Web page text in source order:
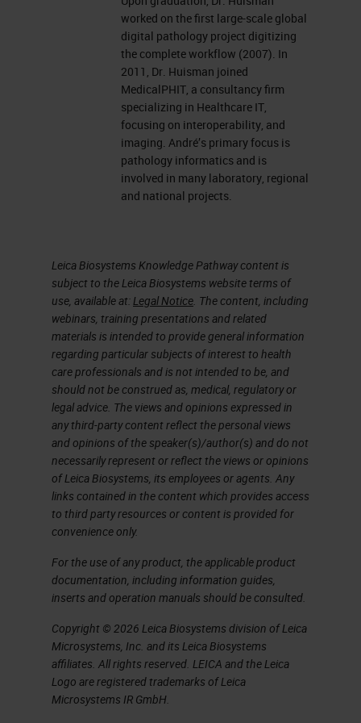
worked on the first large-scale global
digital pathology project digitizing
the complete workflow (2007). In
2011, Dr. Huisman joined
MedicalPHIT, a consultancy firm
specializing in Healthcare IT,
focusing on interoperability, and
imaging. André’s primary focus is
pathology informatics and is
involved in many laboratory, regional
and national projects.
Leica Biosystems Knowledge Pathway content is
subject to the Leica Biosystems website terms of
use, available at:Legal Notice. The content, including
webinars, training presentations and related
materials is intended to provide general information
regarding particular subjects of interest to health
care professionals and is not intended to be, and
should not be construed as, medical, regulatory or
legal advice. The views and opinions expressed in
any third-party content reflect the personal views
and opinions of the speaker(s)/author(s) and do not
necessarily represent or reflect the views or opinions
of Leica Biosystems, its employees or agents. Any
links contained in the content which provides access
to third party resources or content is provided for
convenience only.
For the use of any product, the applicable product
documentation, including information guides,
inserts and operation manuals should be consulted.
Copyright © 2026 Leica Biosystems division of Leica
Microsystems, Inc. and its Leica Biosystems
affiliates. All rights reserved. LEICA and the Leica
Logo are registered trademarks of Leica
Microsystems IR GmbH.